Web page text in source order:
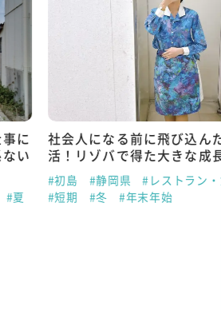
に
い
#夏
社会人になる前に飛び込ん
活！リゾバで得た大きな成
#初島 #静岡県
#レストラン
#短期
#冬 #年末年始